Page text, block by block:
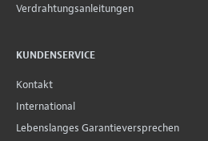
Verdrahtungsanleitungen
KUNDENSERVICE
Kontakt
International
Lebenslanges Garantieversprechen